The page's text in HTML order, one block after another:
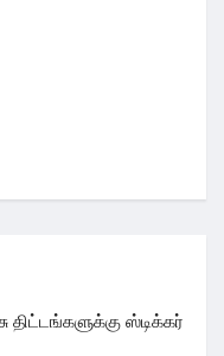
ஸ்டிக்கர்